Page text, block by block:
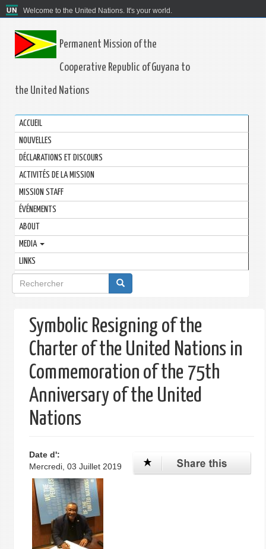
Welcome to the United Nations. It's your world.
Permanent Mission of the
Cooperative Republic of Guyana to
the United Nations
ACCUEIL
NOUVELLES
DÉCLARATIONS ET DISCOURS
ACTIVITÉS DE LA MISSION
MISSION STAFF
ÉVÉNEMENTS
ABOUT
MEDIA
LINKS
Formulaire
de
recherche
Symbolic Resigning of the
Charter of the United Nations in
Commemoration of the 75th
Anniversary of the United
Nations
Date d':
Mercredi, 03 Juillet 2019